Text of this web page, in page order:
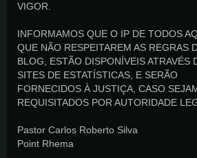
VIGOR.
INFORMAMOS QUE O IP DE TODOS
QUE NÃO RESPEITAREM AS REGRAS
BLOG, ESTÃO DISPONÍVEIS ATRAVÉS
SITES DE ESTATÍSTICAS, E SERÃO
FORNECIDOS À JUSTIÇA, CASO
REQUISITADOS POR AUTORIDADE
Pastor Carlos Roberto Silva
Point Rhema